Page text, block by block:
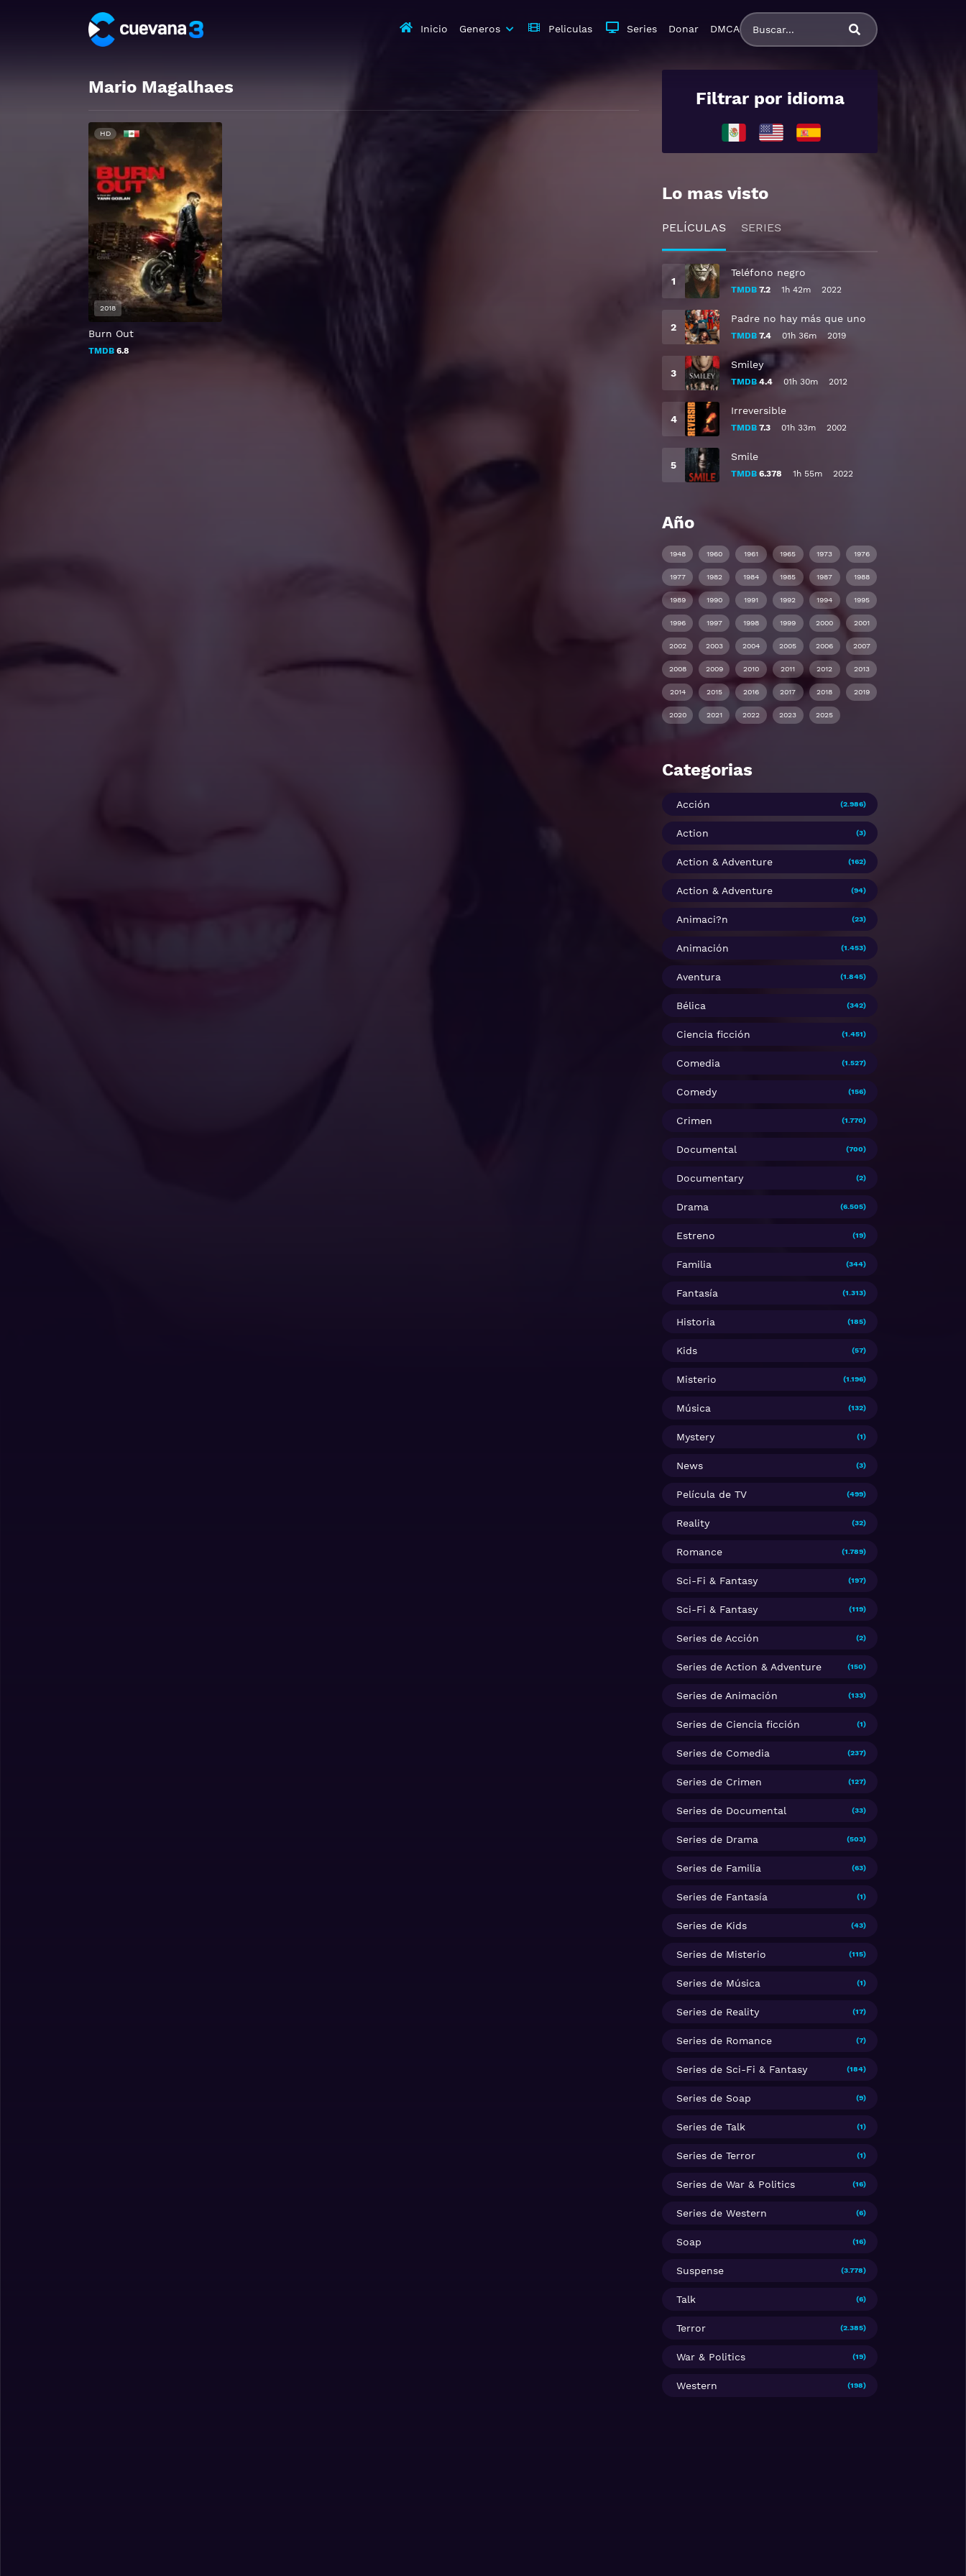
Inicio Generos Peliculas Series Donar DMCA
Mario Magalhaes
Burn Out
TMDB 6.8
HD
2018
Filtrar por idioma
Lo mas visto
PELÍCULAS SERIES
Teléfono negro
TMDB 7.2 1h 42m 2022
Padre no hay más que uno
TMDB 7.4 01h 36m 2019
Smiley
TMDB4.4 01h 30m 2012
Irreversible
TMDB 7.3 01h 33m 2002
Smile
TMDB 6.378 1h 55m 2022
Año
1948 1960 1961 1965 1973 1976
1977 1982 1984 1985 1987 1988
1989 1990 1991 1992 1994 1995
1996 1997 1998 1999 2000 2001
2002 2003 2004 2005 2006 2007
2008 2009 2010 2011 2012 2013
2014 2015 2016 2017 2018 2019
2020 2021 2022 2023 2025
Categorias
Acción (2.986)
Action (3)
Action & Adventure (162)
Action & Adventure (94)
Animaci?n (23)
Animación (1.453)
Aventura (1.845)
Bélica (342)
Ciencia ficción (1.451)
Comedia (1.527)
Comedy (156)
Crimen (1.770)
Documental (700)
Documentary (2)
Drama (6.505)
Estreno (19)
Familia (344)
Fantasía (1.313)
Historia (185)
Kids (57)
Misterio (1.196)
Música (132)
Mystery (1)
News (3)
Película de TV (499)
Reality (32)
Romance (1.789)
Sci-Fi & Fantasy (197)
Sci-Fi & Fantasy (119)
Series de Acción (2)
Series de Action & Adventure (150)
Series de Animación (133)
Series de Ciencia ficción (1)
Series de Comedia (237)
Series de Crimen (127)
Series de Documental (33)
Series de Drama (503)
Series de Familia (63)
Series de Fantasía (1)
Series de Kids (43)
Series de Misterio (115)
Series de Música (1)
Series de Reality (17)
Series de Romance (7)
Series de Sci-Fi & Fantasy (184)
Series de Soap (9)
Series de Talk (1)
Series de Terror (1)
Series de War & Politics (16)
Series de Western (6)
Soap (16)
Suspense (3.778)
Talk (6)
Terror (2.385)
War & Politics (19)
Western (198)